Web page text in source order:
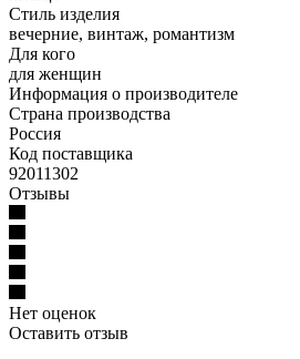
Стиль изделия
вечерние, винтаж, романтизм
Для кого
для женщин
Информация о производителе
Страна производства
Россия
Код поставщика
92011302
Отзывы
Нет оценок
Оставить отзыв